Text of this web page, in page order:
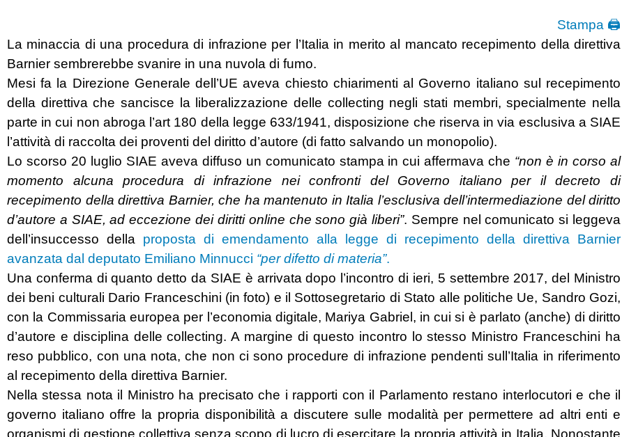
Stampa 🖨
La minaccia di una procedura di infrazione per l’Italia in merito al mancato recepimento della direttiva
Barnier sembrerebbe svanire in una nuvola di fumo.
Mesi fa la Direzione Generale dell’UE aveva chiesto chiarimenti al Governo italiano sul recepimento
della direttiva che sancisce la liberalizzazione delle collecting negli stati membri, specialmente nella
parte in cui non abroga l’art 180 della legge 633/1941, disposizione che riserva in via esclusiva a SIAE
l’attività di raccolta dei proventi del diritto d’autore (di fatto salvando un monopolio).
Lo scorso 20 luglio SIAE aveva diffuso un comunicato stampa in cui affermava che “non è in corso al
momento alcuna procedura di infrazione nei confronti del Governo italiano per il decreto di
recepimento della direttiva Barnier, che ha mantenuto in Italia l’esclusiva dell’intermediazione del diritto
d’autore a SIAE, ad eccezione dei diritti online che sono già liberi”. Sempre nel comunicato si leggeva
dell’insuccesso della proposta di emendamento alla legge di recepimento della direttiva Barnier
avanzata dal deputato Emiliano Minnucci “per difetto di materia”.
Una conferma di quanto detto da SIAE è arrivata dopo l’incontro di ieri, 5 settembre 2017, del Ministro
dei beni culturali Dario Franceschini (in foto) e il Sottosegretario di Stato alle politiche Ue, Sandro Gozi,
con la Commissaria europea per l’economia digitale, Mariya Gabriel, in cui si è parlato (anche) di diritto
d’autore e disciplina delle collecting. A margine di questo incontro lo stesso Ministro Franceschini ha
reso pubblico, con una nota, che non ci sono procedure di infrazione pendenti sull’Italia in riferimento
al recepimento della direttiva Barnier.
Nella stessa nota il Ministro ha precisato che i rapporti con il Parlamento restano interlocutori e che il
governo italiano offre la propria disponibilità a discutere sulle modalità per permettere ad altri enti e
organismi di gestione collettiva senza scopo di lucro di esercitare la propria attività in Italia. Nonostante